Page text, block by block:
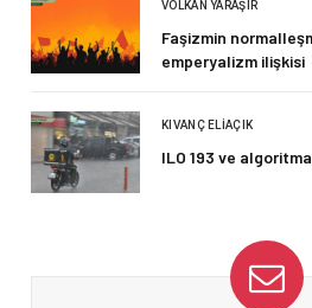
VOLKAN YARAŞIR
Faşizmin
emperyalizm ilişkisi
KIVANÇ ELIAÇIK
ILO 193 ve